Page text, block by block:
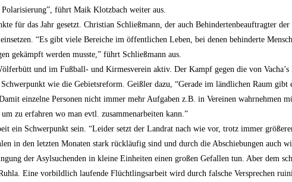
führt Maik Klotzbach weiter aus.
für das Jahr gesetzt. Christian Schließmann, der auch Behindertenbeauftragter
“Es gibt viele Bereiche im öffentlichen Leben, bei denen behinderte
gekämpft werden musste,” führt Schließmann aus.
und im Fußball- und Kirmesverein aktiv. Der Kampf gegen die von
wie die Gebietsreform. Geißler dazu, “Gerade im ländlichen Raum gibt
einzelne Personen nicht immer mehr Aufgaben z.B. in Vereinen wahrnehmen
zu erfahren wo man evtl. zusammenarbeiten kann.”
ein Schwerpunkt sein. “Leider setzt der Landrat nach wie vor, trotz immer
in den letzten Monaten stark rückläufig sind und durch die Abschiebungen auch
der Asylsuchenden in kleine Einheiten einen großen Gefallen tun. Aber dem
Eine vorbildlich laufende Flüchtlingsarbeit wird durch falsche Versprechen